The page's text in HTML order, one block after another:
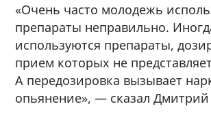
«Очень часто молодежь
препараты неправильно.
используются препараты,
прием которых не
А передозировка вызывает
опьянение», — сказал Дмитрий